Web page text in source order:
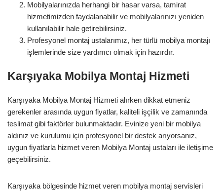
Mobilyalarınızda herhangi bir hasar varsa, tamirat
hizmetimizden faydalanabilir ve mobilyalarınızı yeniden
kullanılabilir hale getirebilirsiniz.
Profesyonel montaj ustalarımız, her türlü mobilya montajı
işlemlerinde size yardımcı olmak için hazırdır.
Karşıyaka Mobilya Montaj Hizmeti
Karşıyaka Mobilya Montaj Hizmeti alırken dikkat etmeniz
gerekenler arasında uygun fiyatlar, kaliteli işçilik ve zamanında
teslimat gibi faktörler bulunmaktadır. Evinize yeni bir mobilya
aldınız ve kurulumu için profesyonel bir destek arıyorsanız,
uygun fiyatlarla hizmet veren Mobilya Montaj ustaları ile iletişime
geçebilirsiniz.
Karşıyaka bölgesinde hizmet veren mobilya montaj servisleri